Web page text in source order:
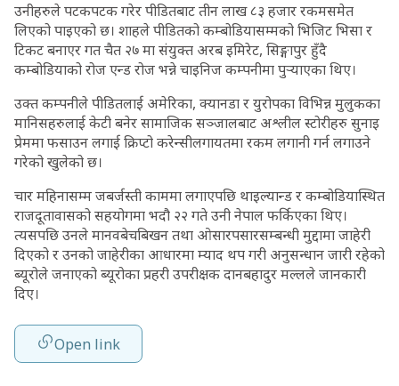
उनीहरुले पटकपटक गरेर पीडितबाट तीन लाख ८३ हजार रकमसमेत
लिएको पाइएको छ। शाहले पीडितको कम्बोडियासम्मको भिजिट भिसा र
टिकट बनाएर गत चैत २७ मा संयुक्त अरब इमिरेट, सिङ्गापुर हुँदै
कम्बोडियाको रोज एन्ड रोज भन्ने चाइनिज कम्पनीमा पुर्‍याएका थिए।
उक्त कम्पनीले पीडितलाई अमेरिका, क्यानडा र युरोपका विभिन्न मुलुकका
मानिसहरुलाई केटी बनेर सामाजिक सञ्जालबाट अश्लील स्टोरीहरु सुनाइ
प्रेममा फसाउन लगाई क्रिप्टो करेन्सीलगायतमा रकम लगानी गर्न लगाउने
गरेको खुलेको छ।
चार महिनासम्म जबर्जस्ती काममा लगाएपछि थाइल्यान्ड र कम्बोडियास्थित
राजदूतावासको सहयोगमा भदौ २२ गते उनी नेपाल फर्किएका थिए।
त्यसपछि उनले मानवबेचबिखन तथा ओसारपसारसम्बन्धी मुद्दामा जाहेरी
दिएको र उनको जाहेरीका आधारमा म्याद थप गरी अनुसन्धान जारी रहेको
ब्यूरोले जनाएको ब्यूरोका प्रहरी उपरीक्षक दानबहादुर मल्लले जानकारी
दिए।
Open link